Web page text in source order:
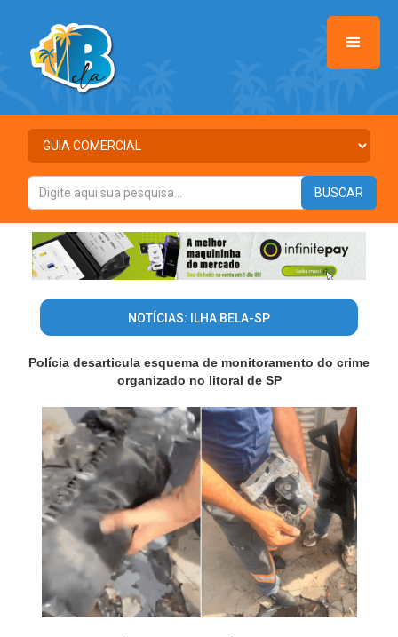
NOTÍCIAS: ILHA BELA-SP
Polícia desarticula esquema de monitoramento do crime
organizado no litoral de SP